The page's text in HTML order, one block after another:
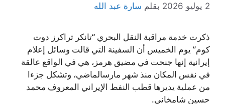
2 يوليو 2026 بقلم سارة عبد الله
ذكرت خدمة مراقبة النقل البحري “تانكر تراكرز دوت
كوم” يوم الخميس أن السفينة التي قالت وسائل إعلام
إيرانية إنها جنحت في مضيق هرمز، هي في الواقع عالقة
في نفس المكان منذ شهر مارسالماضي، وتشكل جزءا
من عملية يديرها قطب النفط الإيراني المعروف محمد
حسين شامخاني.